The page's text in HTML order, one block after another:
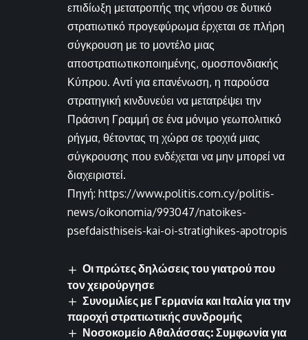
επιδίωξη μετατροπής της νήσου σε δυτικό
στρατιωτικό προγεφύρωμα έρχεται σε πλήρη
σύγκρουση με το μοντέλο μιας
αποστρατιωτικοποιημένης, ομοσπονδιακής
Κύπρου. Αντί για επανένωση, η παρούσα
στρατηγική κινδυνεύει να μετατρέψει την
Πράσινη Γραμμή σε ένα μόνιμο γεωπολιτικό
ρήγμα, θέτοντας τη χώρα σε τροχιά μιας
σύγκρουσης που ενδέχεται να μην μπορεί να
διαχειριστεί.
Πηγή: https://www.politis.com.cy/politis-
news/oikonomia/993047/natoikes-
psefdaisthiseis-kai-oi-stratighikes-apotropis
Οι πρώτες δηλώσεις του γιατρού που
τον χειρούργησε
Συνομιλίες με Γερμανία και Ιταλία για την
παροχή στρατιωτικής συνδρομής
Νοσοκομείο Αθαλάσσας: Συμφωνία για